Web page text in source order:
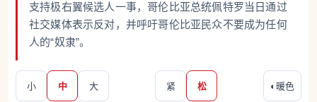
支持极右翼候选人一事，哥伦比亚总统佩特罗当日通过
社交媒体表示反对，并呼吁哥伦比亚民众不要成为任何
人的“奴隶”。
小 中 大 紧 松 ◐ 暖色